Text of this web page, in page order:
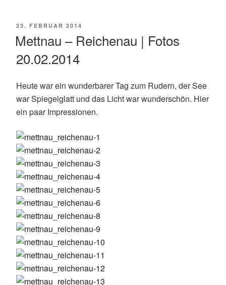
VERÖFFENTLICHT
23. FEBRUAR 2014
Mettnau – Reichenau | Fotos
20.02.2014
Heute war ein wunderbarer Tag zum Rudern, der See
war Spiegelglatt und das Licht war wunderschön. Hier
ein paar Impressionen.